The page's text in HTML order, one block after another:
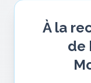
À la
de